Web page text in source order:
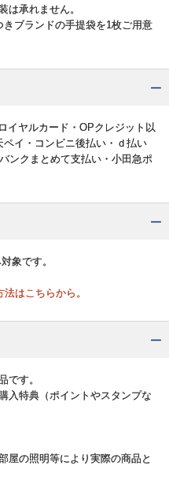
は承れません。
きブランドの手提袋を1枚ご用意
イヤルカード・OPクレジット以
イ・コンビニ後払い・ｄ払い
ンクまとめて支払い・小田急ポ
象です。
はこちらから。
です。
入特典（ポイントやスタンプな
屋の照明等により実際の商品と